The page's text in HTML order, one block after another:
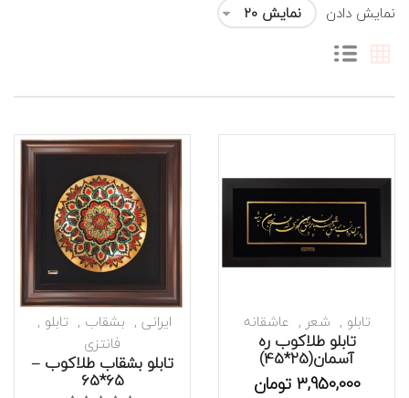
نمایش دادن
موجود است
تابلو شعر عاشقانه
تابلو طلاکوب ره
آسمان(25*45)
3,950,000 تومان موجود است
ایرانی بشقاب
تابلو
فانتزی
تابلو بشقاب طلاکوب –
65*65